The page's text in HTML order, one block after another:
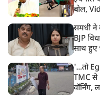
रांची प्रदर्शन: विधानसभा
का हुआ इस्तेमाल
बोल,
समधी ने
BJP
साथ हुए
'...तो
TMC से
वॉर्निंग,